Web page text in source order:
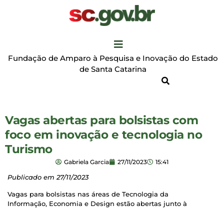
Fundação de Amparo à Pesquisa e Inovação do Estado
de Santa Catarina
Vagas abertas para bolsistas com
foco em inovação e tecnologia no
Turismo
Gabriela Garcia 27/11/2023 15:41
Publicado em 27/11/2023
Vagas para bolsistas nas áreas de Tecnologia da
Informação, Economia e Design estão abertas junto à